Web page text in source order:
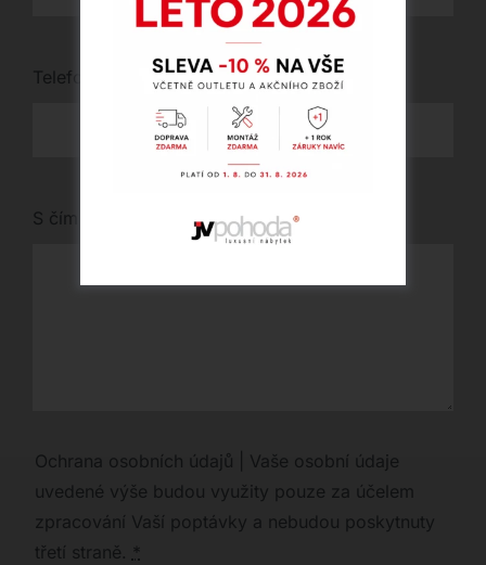
Telefon
S čím vám můžeme pomoci?
Ochrana osobních údajů | Vaše osobní údaje
uvedené výše budou využity pouze za účelem
zpracování Vaší poptávky a nebudou poskytnuty
třetí straně. *